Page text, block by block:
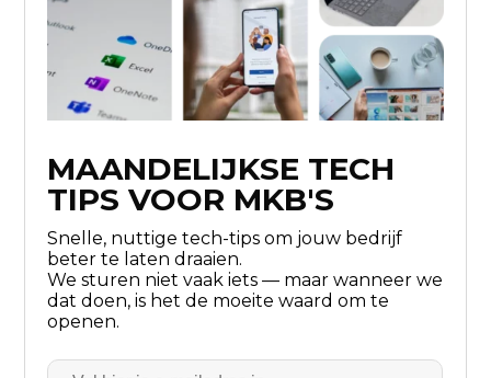
MAANDELIJKSE TECH
TIPS VOOR MKB'S
Snelle, nuttige tech-tips om jouw bedrijf
beter te laten draaien.
We sturen niet vaak iets — maar wanneer we
dat doen, is het de moeite waard om te
openen.